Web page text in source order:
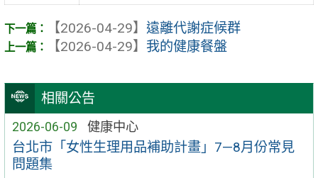
相關公告
2026-06-09 健康中心
台北市「女性生理用品補助計畫」7—8月份常見
問題集
【2026-04-29】 遠離代謝症候群
【2026-04-29】 我的健康餐盤